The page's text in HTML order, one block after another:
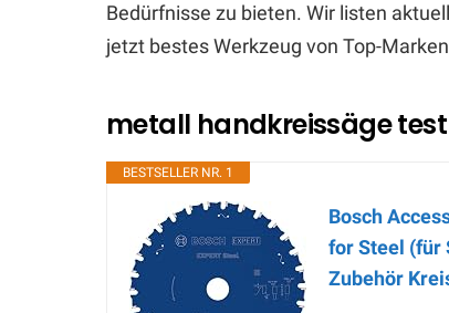
Bedürfnisse zu bieten. Wir listen
jetzt bestes Werkzeug von Top-
metall handkreissäge
BESTSELLER NR. 1
Bosch
for Steel (für
Zubehör